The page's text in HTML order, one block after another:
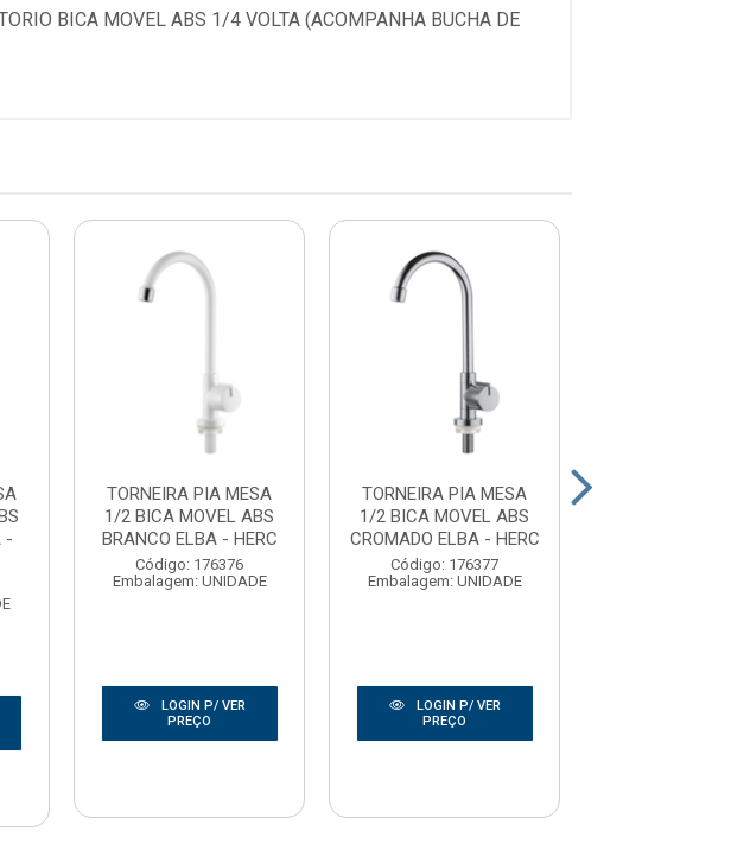
BICA MOVEL ABS 1/4 VOLTA (ACOMPANHA BUCHA DE
-
TORNEIRA PIA MESA
1/2 BICA MOVEL ABS
BRANCO ELBA - HERC
Código: 176376
Embalagem: UNIDADE
LOGIN P/ VER
PREÇO
TORNEIRA PIA MESA
1/2 BICA MOVEL ABS
CROMADO ELBA - HERC
Código: 176377
Embalagem: UNIDADE
LOGIN P/ VER
PREÇO